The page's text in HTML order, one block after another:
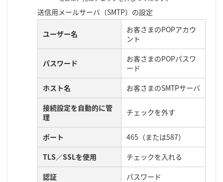
送信用メールサーバ（SMTP）の設定
ユーザー名
お客さまのPOPアカウ
ント
パスワード
お客さまのPOPパスワ
ード
ホスト名
お客さまのSMTPサーバ
接続設定を自動的に管
理
チェックを外す
ポート
465（または587）
TLS／SSLを使用
チェックを入れる
認証
パスワード